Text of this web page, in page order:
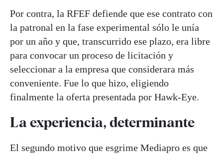
Por contra, la RFEF defiende que ese contrato con
la patronal en la fase experimental sólo le unía
por un año y que, transcurrido ese plazo, era libre
para convocar un proceso de licitación y
seleccionar a la empresa que considerara más
conveniente. Fue lo que hizo, eligiendo
finalmente la oferta presentada por Hawk-Eye.
La experiencia, determinante
El segundo motivo que esgrime Mediapro es que